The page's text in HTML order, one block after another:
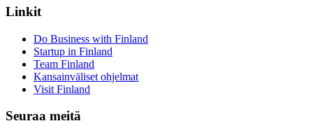
Linkit
Do Business with Finland
Startup in Finland
Team Finland
Kansainväliset ohjelmat
Visit Finland
Seuraa meitä